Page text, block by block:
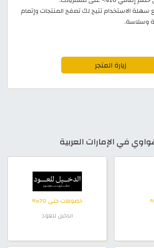
الاستخدام تتيح لك تصفح المنتجات وإتمام
وسلاسة.
زيارة المتجر
في الإمارات العربية
خصومات حتى 70%
الدخيل للعود